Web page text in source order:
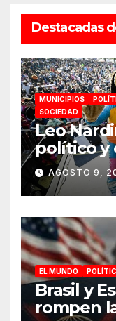
Destacadas
MUNICIPIOS
SOCIEDAD
Leo
político y
150 mil
Niñez en
AGOSTO 9,
EL MUNDO
Brasil y
rompen